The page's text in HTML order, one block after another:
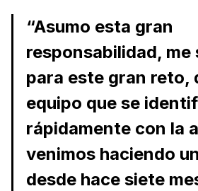
“Asumo esta gran
responsabilidad,
para este gran reto,
equipo que se
rápidamente con la
venimos haciendo
desde hace siete